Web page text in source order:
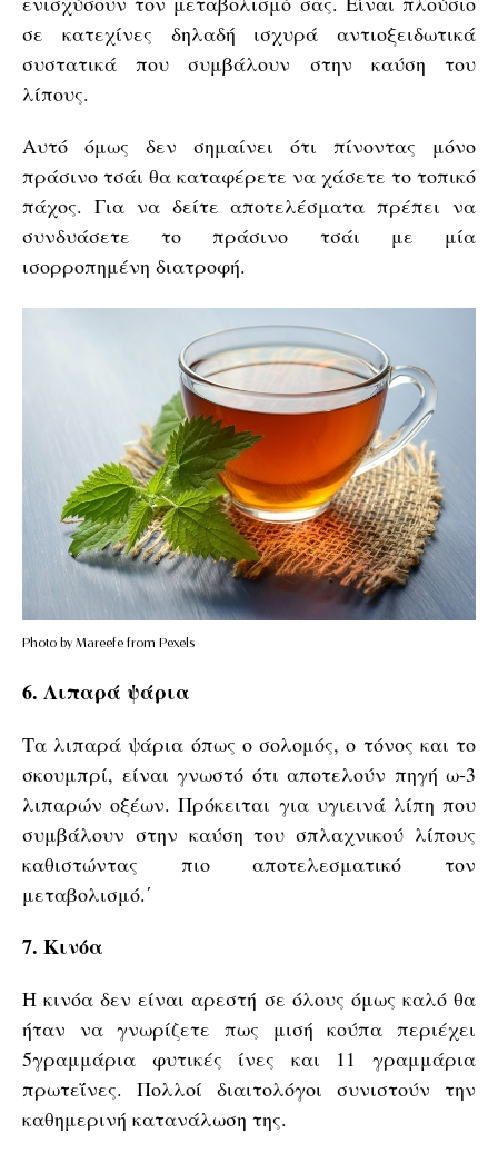
σε κατεχίνες δηλαδή ισχυρά αντιοξειδωτικά
συστατικά που συμβάλουν στην καύση του
λίπους.
Αυτό όμως δεν σημαίνει ότι πίνοντας μόνο
πράσινο τσάι θα καταφέρετε να χάσετε το τοπικό
πάχος. Για να δείτε αποτελέσματα πρέπει να
συνδυάσετε το πράσινο τσάι με μία
ισορροπημένη διατροφή.
Photo by Mareefe from Pexels
6. Λιπαρά ψάρια
Τα λιπαρά ψάρια όπως ο σολομός, ο τόνος και το
σκουμπρί, είναι γνωστό ότι αποτελούν πηγή ω-3
λιπαρών οξέων. Πρόκειται για υγιεινά λίπη που
συμβάλουν στην καύση του σπλαχνικού λίπους
καθιστώντας πιο αποτελεσματικό τον
μεταβολισμό.΄
7. Κινόα
Η κινόα δεν είναι αρεστή σε όλους όμως καλό θα
ήταν να γνωρίζετε πως μισή κούπα περιέχει
5γραμμάρια φυτικές ίνες και 11 γραμμάρια
πρωτεΐνες. Πολλοί διαιτολόγοι συνιστούν την
καθημερινή κατανάλωση της.